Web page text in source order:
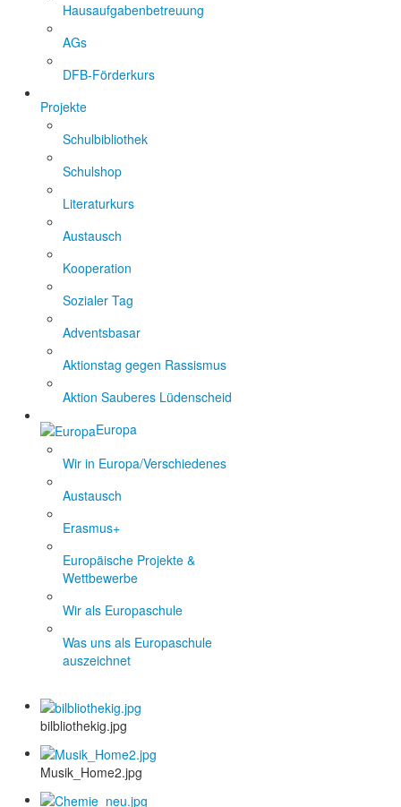
Hausaufgabenbetreuung
AGs
DFB-Förderkurs
Projekte
Schulbibliothek
Schulshop
Literaturkurs
Austausch
Kooperation
Sozialer Tag
Adventsbasar
Aktionstag gegen Rassismus
Aktion Sauberes Lüdenscheid
Europa
Wir in Europa/Verschiedenes
Austausch
Erasmus+
Europäische Projekte &
Wettbewerbe
Wir als Europaschule
Was uns als Europaschule
auszeichnet
bilbliothekig.jpg
Musik_Home2.jpg